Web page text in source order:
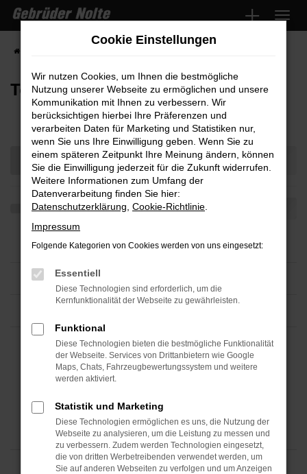
Zum
Hauptinhalt
springen
Teilen
Cookie Einstellungen
Wir nutzen Cookies, um Ihnen die bestmögliche
Nutzung unserer Webseite zu ermöglichen und unsere
Kommunikation mit Ihnen zu verbessern. Wir
berücksichtigen hierbei Ihre Präferenzen und
verarbeiten Daten für Marketing und Statistiken nur,
wenn Sie uns Ihre Einwilligung geben. Wenn Sie zu
einem späteren Zeitpunkt Ihre Meinung ändern, können
Sie die Einwilligung jederzeit für die Zukunft widerrufen.
Weitere Informationen zum Umfang der
Datenverarbeitung finden Sie hier:
Datenschutzerklärung Cookie-Richtlinie
Impressum
Folgende Kategorien von Cookies werden von uns eingesetzt:
Essentiell
Diese Technologien sind erforderlich, um die
Kernfunktionalität der Webseite zu gewährleisten.
Funktional
Diese Technologien bieten die bestmögliche Funktionalität
der Webseite. Services von Drittanbietern wie Google
Maps, Chats, Fahrzeugbewertungssystem und weitere
werden aktiviert.
Statistik und Marketing
Diese Technologien ermöglichen es uns, die Nutzung der
Webseite zu analysieren, um die Leistung zu messen und
zu verbessern. Zudem werden Technologien eingesetzt,
die von dritten Werbetreibenden verwendet werden, um
Sie auf anderen Webseiten zu verfolgen und um Anzeigen